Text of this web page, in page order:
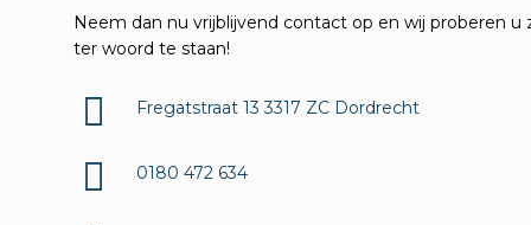
Neem dan nu vrijblijvend contact op en wij proberen u
ter woord te staan!
Fregatstraat 13 3317 ZC Dordrecht
0180 472 634